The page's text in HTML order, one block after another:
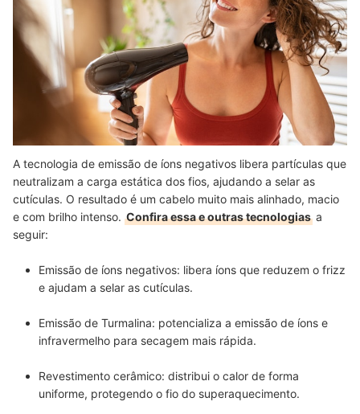
A tecnologia de emissão de íons negativos libera partículas que
neutralizam a carga estática dos fios, ajudando a selar as
cutículas. O resultado é um cabelo muito mais alinhado, macio
e com brilho intenso. Confira essa e outras tecnologias a
seguir:
Emissão de íons negativos: libera íons que reduzem o frizz
e ajudam a selar as cutículas.
Emissão de Turmalina: potencializa a emissão de íons e
infravermelho para secagem mais rápida.
Revestimento cerâmico: distribui o calor de forma
uniforme, protegendo o fio do superaquecimento.